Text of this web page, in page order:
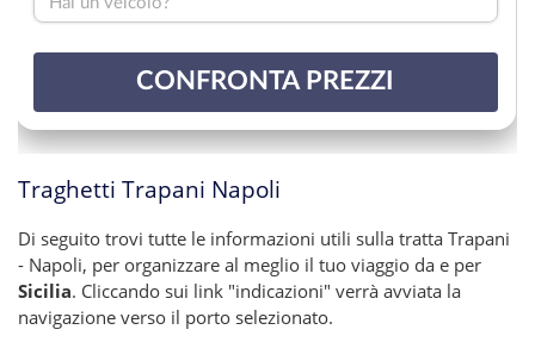
Traghetti Trapani Napoli
Di seguito trovi tutte le informazioni utili sulla tratta Trapani
- Napoli, per organizzare al meglio il tuo viaggio da e per
Sicilia. Cliccando sui link "indicazioni" verrà avviata la
navigazione verso il porto selezionato.